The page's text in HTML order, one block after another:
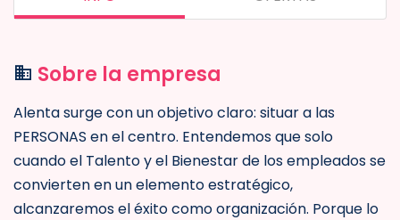
Sobre la empresa
Alenta surge con un objetivo claro: situar a las
PERSONAS en el centro. Entendemos que solo
cuando el Talento y el Bienestar de los empleados se
convierten en un elemento estratégico,
alcanzaremos el éxito como organización. Porque lo